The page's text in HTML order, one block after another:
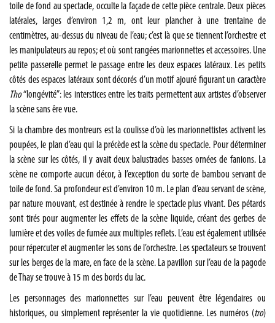
toile de fond au spectacle, occulte la façade de cette pièce centrale. Deux pièces
latérales, larges d’environ 1,2 m, ont leur plancher à une trentaine de
centimètres, au-dessus du niveau de l’eau; c’est là que se tiennent l’orchestre et
les manipulateurs au repos; et où sont rangées marionnettes et accessoires. Une
petite passerelle permet le passage entre les deux espaces latéraux. Les petits
côtés des espaces latéraux sont décorés d’un motif ajouré figurant un caractère
Tho“longévité”: les interstices entre les traits permettent aux artistes d’observer
la scène sans êre vue.
Si la chambre des montreurs est la coulisse d’où les marionnettistes activent les
poupées, le plan d’eau qui la précède est la scène du spectacle. Pour déterminer
la scène sur les côtés, il y avait deux balustrades basses ornées de fanions. La
scène ne comporte aucun décor, à l’exception du sorte de bambou servant de
toile de fond. Sa profondeur est d’environ 10 m. Le plan d’eau servant de scène,
par nature mouvant, est destinée à rendre le spectacle plus vivant. Des pétards
sont tirés pour augmenter les effets de la scène liquide, créant des gerbes de
lumière et des voiles de fumée aux multiples reflets. L’eau est également utilisée
pour répercuter et augmenter les sons de l’orchestre. Les spectateurs se trouvent
sur les berges de la mare, en face de la scène. La pavillon sur l’eau de la pagode
de Thay se trouve à 15 m des bords du lac.
Les personnages des marionnettes sur l’eau peuvent être légendaires ou
historiques, ou simplement représenter la vie quotidienne. Les numéros (tro)